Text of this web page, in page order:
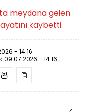
meydana gelen
kaybetti.
- 14:16
09.07.2026 - 14:16